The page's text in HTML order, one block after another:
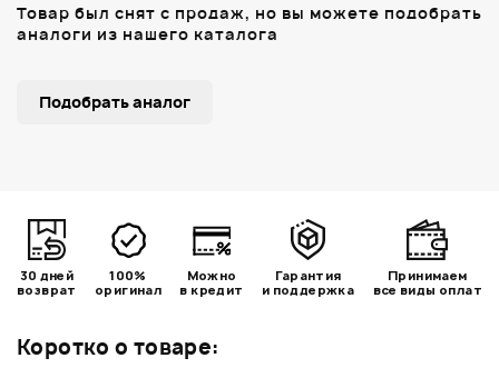
Коротко о товаре:
Товар был снят с продаж, но вы можете подобрать
аналоги из нашего каталога
Подобрать аналог
30 дней
возврат
100%
оригинал
Можно
в кредит
Гарантия
и поддержка
Принимаем
все виды оплат